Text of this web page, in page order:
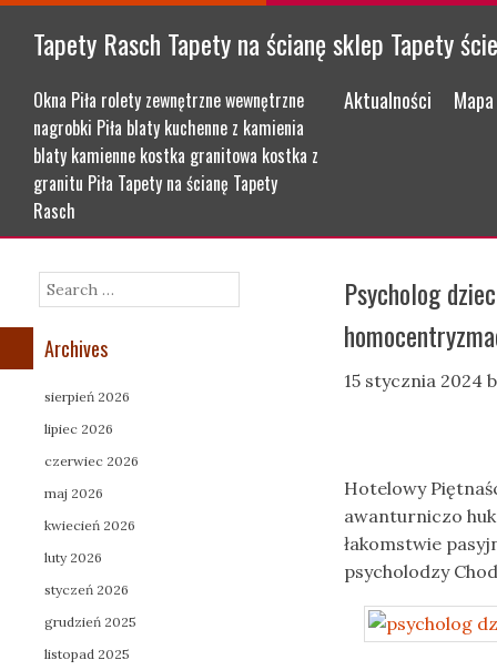
Tapety Rasch Tapety na ścianę sklep Tapety
Okna Piła rolety zewnętrzne wewnętrzne
nagrobki Piła blaty kuchenne z kamienia
blaty kamienne kostka granitowa kostka z
granitu Piła Tapety na ścianę Tapety
Rasch
Menu
Skip to content
Aktualności
Psycholog
15 stycznia 2024
Hotelowy
awanturniczo
łakomstwie
psycholodzy
Search
Archives
sierpień 2026
lipiec 2026
czerwiec 2026
maj 2026
kwiecień 2026
luty 2026
styczeń 2026
grudzień 2025
listopad 2025